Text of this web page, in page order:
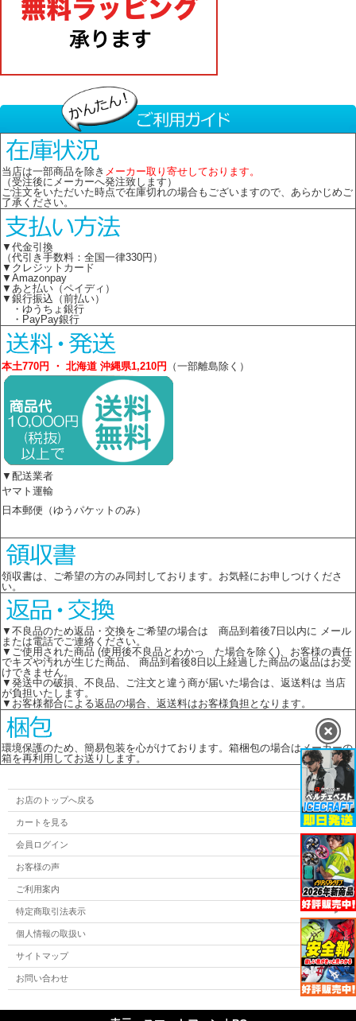
当店は一部商品を除き メーカー取り寄せしております。
（受注後にメーカーへ発注致します）
ご注文をいただいた時点で在庫切れの場合もございますので、あらかじめご
了承ください。
▼代金引換
（代引き手数料：全国一律330円）
▼クレジットカード
▼Amazonpay
▼あと払い（ペイディ）
▼銀行振込（前払い）
・ゆうちょ銀行
・PayPay銀行
本土770円 ・ 北海道 沖縄県1,210円 （一部離島除く）
▼配送業者
ヤマト運輸
日本郵便（ゆうパケットのみ）
領収書は、ご希望の方のみ同封しております。お気軽にお申しつけくださ
い。
▼不良品のため返品・交換をご希望の場合は 商品到着後7日以内に メール
または電話でご連絡ください。
▼ご使用された商品 (使用後不良品とわかっ た場合を除く)、お客様の責任
でキズや汚れが生じた商品、 商品到着後8日以上経過した商品の返品はお受
けできません。
▼発送中の破損、不良品、ご注文と違う商が届いた場合は、返送料は 当店
が負担いたします。
▼お客様都合による返品の場合、返送料はお客様負担となります。
環境保護のため、簡易包装を心がけております。箱梱包の場合はメーカーの
箱を再利用してお送りします。
お店のトップへ戻る
カートを見る
会員ログイン
お客様の声
ご利用案内
特定商取引法表示
個人情報の取扱い
サイトマップ
お問い合わせ